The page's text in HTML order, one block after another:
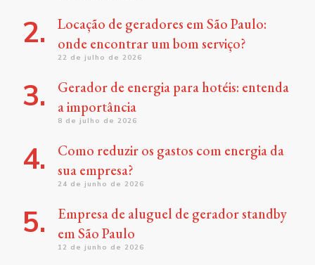
Locação de geradores em São Paulo:
onde encontrar um bom serviço?
22 de julho de 2026
Gerador de energia para hotéis: entenda
a importância
8 de julho de 2026
Como reduzir os gastos com energia da
sua empresa?
24 de junho de 2026
Empresa de aluguel de gerador standby
em São Paulo
12 de junho de 2026